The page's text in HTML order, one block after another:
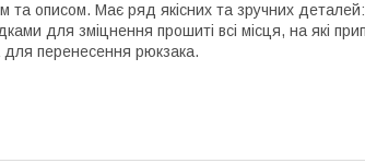
та описом. Має ряд якісних та зручних деталей:
для зміцнення прошиті всі місця, на які
перенесення рюкзака.